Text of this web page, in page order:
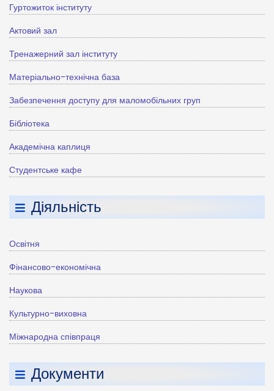
Гуртожиток інституту
Актовий зал
Тренажерний зал інституту
Матеріально-технічна база
Забезпечення доступу для маломобільних груп
Бібліотека
Академічна каплиця
Студентське кафе
Діяльність
Освітня
Фінансово-економічна
Наукова
Культурно-виховна
Міжнародна співпраця
Документи